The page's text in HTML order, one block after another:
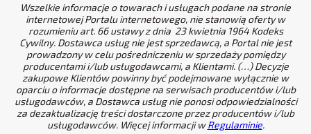
Wszelkie informacje o towarach i usługach podane na stronie
internetowej Portalu internetowego, nie stanowią oferty w
rozumieniu art. 66 ustawy z dnia 23 kwietnia 1964 Kodeks
Cywilny. Dostawca usług nie jest sprzedawcą, a Portal nie jest
prowadzony w celu pośredniczeniu w sprzedaży pomiędzy
producentami i/lub usługodawcami, a Klientami. (…) Decyzje
zakupowe Klientów powinny być podejmowane wyłącznie w
oparciu o informacje dostępne na serwisach producentów i/lub
usługodawców, a Dostawca usług nie ponosi odpowiedzialności
za dezaktualizację treści dostarczone przez producentów i/lub
usługodawców. Więcej informacji wRegulaminie.